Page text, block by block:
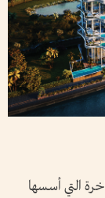
التي أسسها